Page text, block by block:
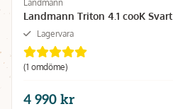
Landmann
Landmann Triton 4.1 cooK Svart
Lagervara
(1 omdöme)
4 990 kr